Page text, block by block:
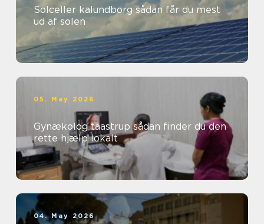
Solceller kalundborg sådan får du mest
ud af solen
05. May 2026
Gynækolog taastrup sådan finder du den
rette hjælp lokalt
04. May 2026